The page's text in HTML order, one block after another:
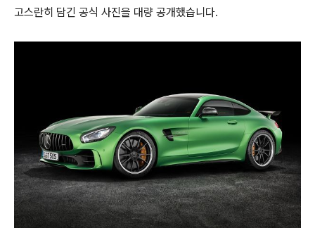
고스란히 담긴 공식 사진을 대량 공개했습니다.